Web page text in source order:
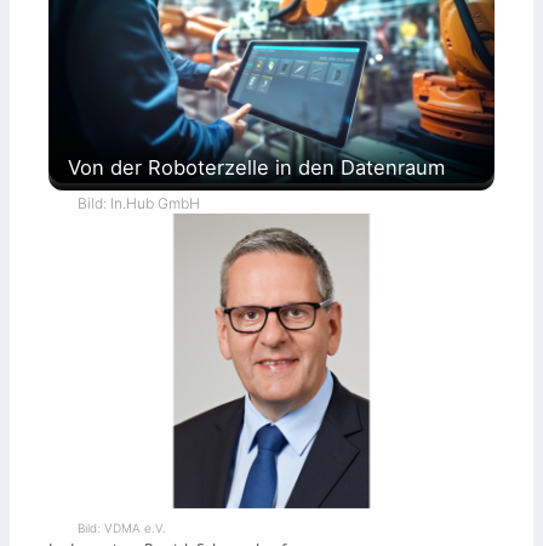
Von der Roboterzelle in den Datenraum
Bild: In.Hub GmbH
Bild: VDMA e.V.